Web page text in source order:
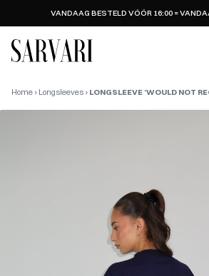
VANDAAG BESTELD VÓÓR 16:00 =
SARVARI LOGO
Home › Longsleeves › LONGSLEEVE ‘WOULD NOT